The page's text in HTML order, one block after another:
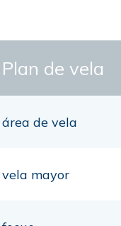
Plan de vela
área de vela
vela mayor